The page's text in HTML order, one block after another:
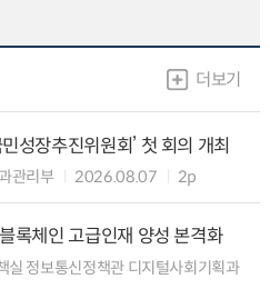
더보기
성장추진위원회’ 첫 회의 개최
관리부 2026.08.07 2p
록체인 고급인재 양성 본격화
실 정보통신정책관 디지털사회기획과